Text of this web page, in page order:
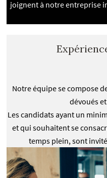
joignent à notre entreprise
Notre équipe se compose
dévoués
Les candidats ayant un
et qui souhaitent se
temps plein, sont